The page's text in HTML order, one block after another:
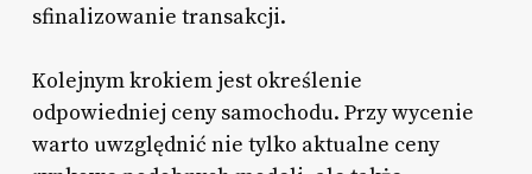
sfinalizowanie transakcji.
Kolejnym krokiem jest określenie
odpowiedniej ceny samochodu. Przy wycenie
warto uwzględnić nie tylko aktualne ceny